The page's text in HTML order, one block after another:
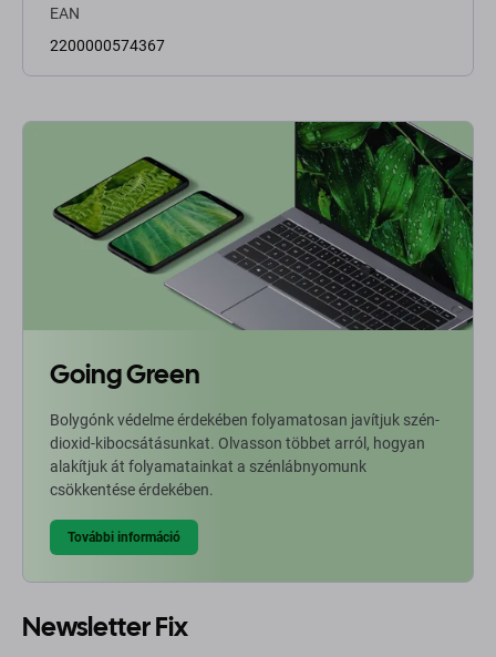
EAN
2200000574367
Going Green
Bolygónk védelme érdekében folyamatosan javítjuk szén-
dioxid-kibocsátásunkat. Olvasson többet arról, hogyan
alakítjuk át folyamatainkat a szénlábnyomunk
csökkentése érdekében.
További információ
Newsletter Fix